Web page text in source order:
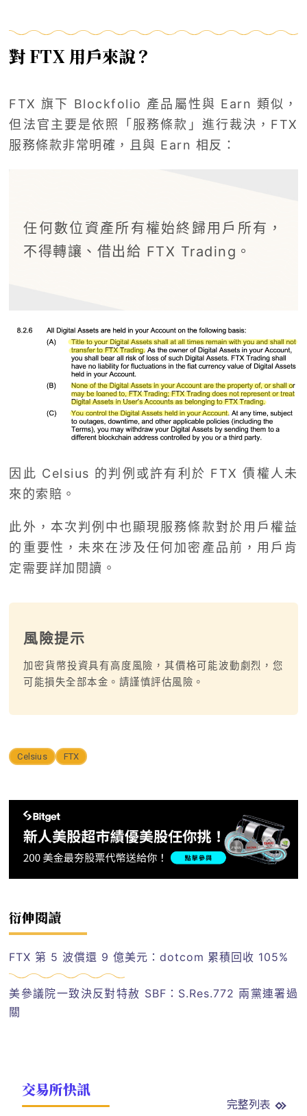
對 FTX 用戶來說？
FTX 旗下 Blockfolio 產品屬性與 Earn 類似，
但法官主要是依照「服務條款」進行裁決，FTX
服務條款非常明確，且與 Earn 相反：
任何數位資產所有權始終歸用戶所有，
不得轉讓、借出給 FTX Trading。
因此 Celsius 的判例或許有利於 FTX 債權人未
來的索賠。
此外，本次判例中也顯現服務條款對於用戶權益
的重要性，未來在涉及任何加密產品前，用戶肯
定需要詳加閱讀。
風險提示
加密貨幣投資具有高度風險，其價格可能波動劇烈，您
可能損失全部本金。請謹慎評估風險。
Celsius FTX
衍伸閱讀
FTX 第 5 波償還 9 億美元：dotcom 累積回收 105%
美參議院一致決反對特赦 SBF：S.Res.772 兩黨連署過
關
交易所快訊
完整列表